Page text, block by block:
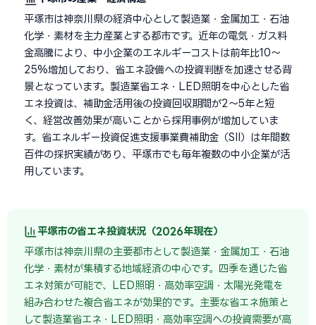
平塚市は神奈川県の経済中心として製造業・金属加工・石油
化学・素材を主力産業とする都市です。近年の電気・ガス料
金高騰により、中小企業のエネルギーコストは前年比10〜
25%増加しており、省エネ設備への投資判断を加速させる背
景となっています。製造業省エネ・LED照明を中心とした省
エネ投資は、補助金活用後の投資回収期間が2〜5年と短
く、経営改善効果が高いことから採用事例が増加していま
す。省エネルギー投資促進支援事業費補助金（SII）は年間数
百件の採択実績があり、平塚市でも毎年複数の中小企業が活
用しています。
平塚市の省エネ投資状況（2026年現在）
平塚市は神奈川県の主要都市として製造業・金属加工・石油
化学・素材が集積する地域経済の中心です。四季を通じた省
エネ対策が可能で、LED照明・高効率空調・太陽光発電を
組み合わせた複合省エネが効果的です。主要な省エネ施策と
して製造業省エネ・LED照明・高効率空調への投資需要が高